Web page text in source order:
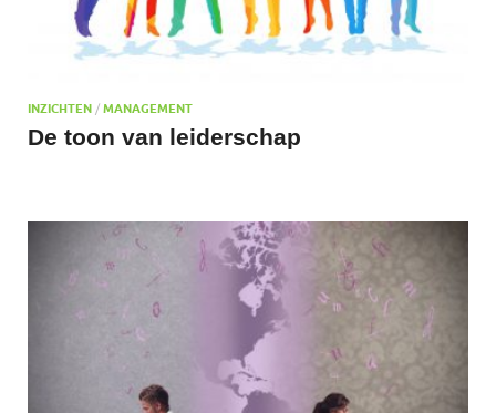
INZICHTEN / MANAGEMENT
De toon van leiderschap